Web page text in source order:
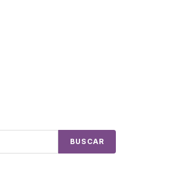
BUSCAR